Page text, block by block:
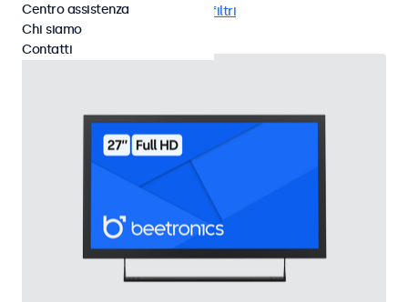
Monitor 27 pollici Cancella i filtri
Centro assistenza
Chi siamo
Contatti